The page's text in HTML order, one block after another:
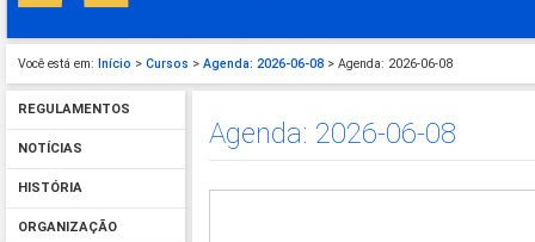
Você está em: Início > Cursos > Agenda: 2026-06-08 > Agenda: 2026-06-08
REGULAMENTOS
NOTÍCIAS
HISTÓRIA
ORGANIZAÇÃO
Agenda: 2026-06-08